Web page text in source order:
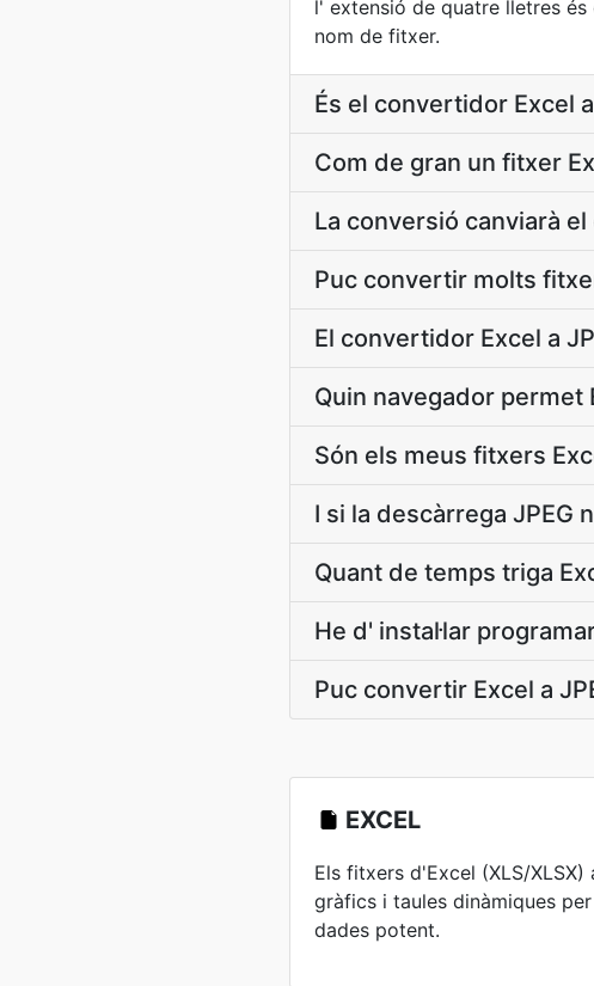
l' extensió de quatre lletres
nom de fitxer.
És el convertidor Excel
Com de gran un fitxer
La conversió canviarà
Puc convertir molts
El convertidor Excel a
Quin navegador permet
Són els meus fitxers
I si la descàrrega JPEG
Quant de temps triga
He d' instal·lar
Puc convertir Excel a
EXCEL
Els fitxers d'Excel (XLS/XLSX)
gràfics i taules dinàmiques
dades potent.